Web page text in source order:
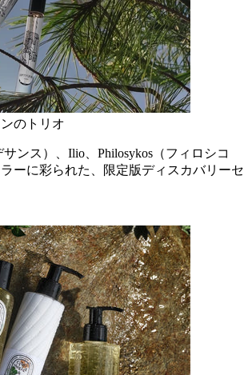
のトリオ
サンス）、Ilio、Philosykos（フィロシコ
ーに彩られた、限定版ディスカバリーセ